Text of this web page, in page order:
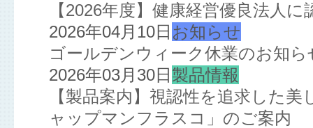
【2026年度】健康経営優良法人
2026年04月10日 お知らせ
ゴールデンウィーク休業のお知ら
2026年03月30日 製品情報
【製品案内】視認性を追求した
ャップマンフラスコ」のご案内